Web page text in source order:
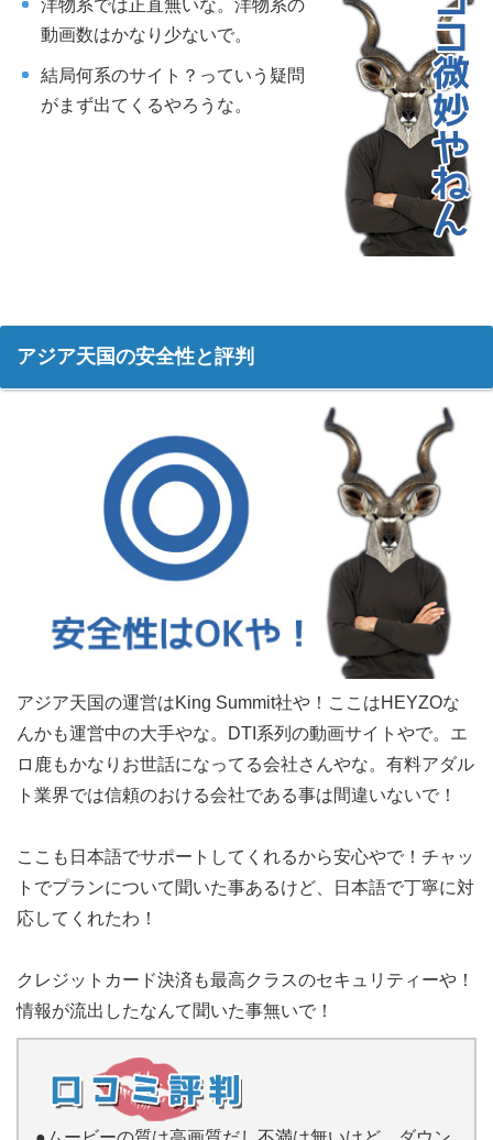
洋物系では正直無いな。洋物系の
動画数はかなり少ないで。
結局何系のサイト？っていう疑問
がまず出てくるやろうな。
アジア天国の安全性と評判
アジア天国の運営はKing Summit社や！ここはHEYZOな
んかも運営中の大手やな。DTI系列の動画サイトやで。エ
ロ鹿もかなりお世話になってる会社さんやな。有料アダル
ト業界では信頼のおける会社である事は間違いないで！
ここも日本語でサポートしてくれるから安心やで！チャッ
トでプランについて聞いた事あるけど、日本語で丁寧に対
応してくれたわ！
クレジットカード決済も最高クラスのセキュリティーや！
情報が流出したなんて聞いた事無いで！